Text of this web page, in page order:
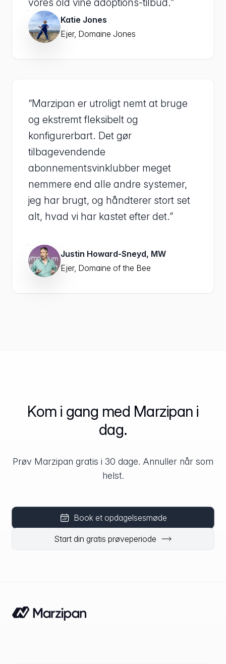
vores old vine adoptions-tilbud.”
Katie Jones
Ejer, Domaine Jones
“Marzipan er utroligt nemt at bruge
og ekstremt fleksibelt og
konfigurerbart. Det gør
tilbagevendende
abonnementsvinklubber meget
nemmere end alle andre systemer,
jeg har brugt, og håndterer stort set
alt, hvad vi har kastet efter det.”
Justin Howard-Sneyd, MW
Ejer, Domaine of the Bee
Kom i gang med Marzipan i
dag.
Prøv Marzipan gratis i 30 dage. Annuller når som
helst.
Book et opdagelsesmøde
Start din gratis prøveperiode